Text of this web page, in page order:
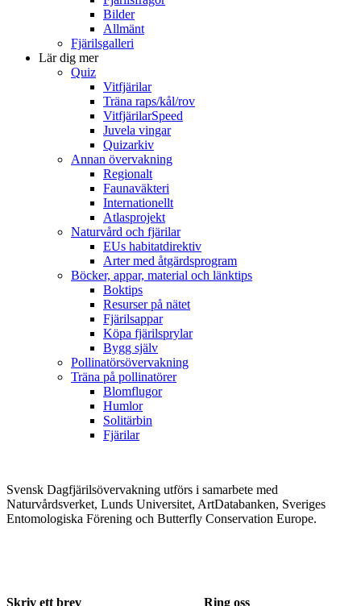
Bilder
Allmänt
Fjärilsgalleri
Lär dig mer
Quiz
Vitfjärilar
Träna raps/kål/rov
VitfjärilarSpeed
Juvela vingar
Quizarkiv
Annan övervakning
Regionalt
Faunaväkteri
Internationellt
Atlasprojekt
Naturvård och fjärilar
EUs habitatdirektiv
Arter med åtgärdsprogram
Böcker, appar, material och länktips
Boktips
Resurser på nätet
Fjärilsappar
Köpa fjärilsprylar
Bygg själv
Pollinatörsövervakning
Träna på pollinatörer
Blomflugor
Humlor
Solitärbin
Fjärilar
Svensk Dagfjärilsövervakning utförs i samarbete med
Naturvårdsverket, Lunds Universitet, ArtDatabanken, Sveriges
Entomologiska Förening och Butterfly Conservation Europe.
Skriv ett brev Ring oss